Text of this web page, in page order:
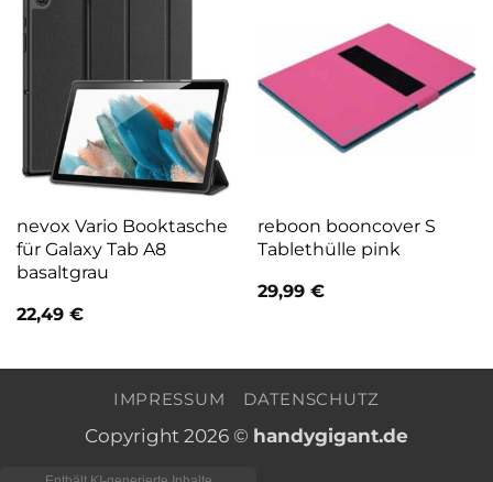
nevox Vario Booktasche
für Galaxy Tab A8
basaltgrau
22,49 €
reboon booncover S
Tablethülle pink
29,99 €
IMPRESSUM DATENSCHUTZ
Copyright 2026 © handygigant.de